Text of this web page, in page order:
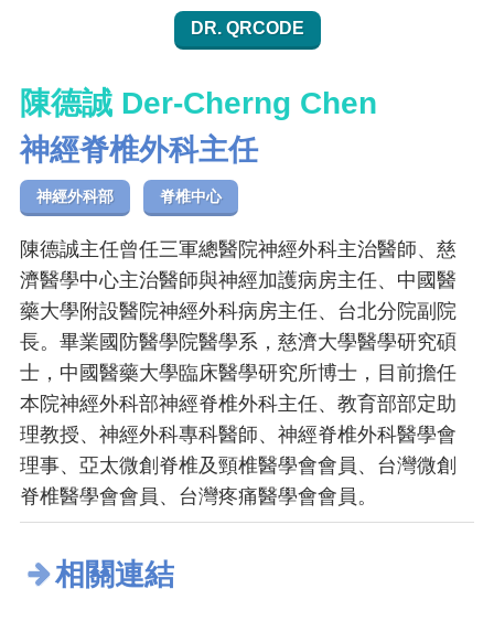
DR. QRCODE
陳德誠 Der-Cherng Chen
神經脊椎外科主任
神經外科部 脊椎中心
陳德誠主任曾任三軍總醫院神經外科主治醫師、慈
濟醫學中心主治醫師與神經加護病房主任、中國醫
藥大學附設醫院神經外科病房主任、台北分院副院
長。畢業國防醫學院醫學系，慈濟大學醫學研究碩
士，中國醫藥大學臨床醫學研究所博士，目前擔任
本院神經外科部神經脊椎外科主任、教育部部定助
理教授、神經外科專科醫師、神經脊椎外科醫學會
理事、亞太微創脊椎及頸椎醫學會會員、台灣微創
脊椎醫學會會員、台灣疼痛醫學會會員。
相關連結